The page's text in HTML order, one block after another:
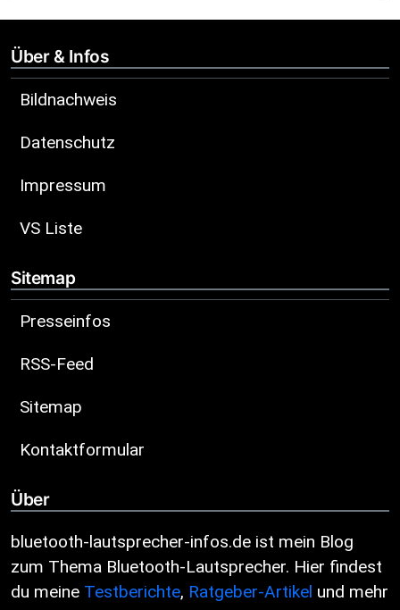
Über & Infos
Bildnachweis
Datenschutz
Impressum
VS Liste
Sitemap
Presseinfos
RSS-Feed
Sitemap
Kontaktformular
Über
bluetooth-lautsprecher-infos.de ist mein Blog
zum Thema Bluetooth-Lautsprecher. Hier findest
du meine Testberichte, Ratgeber-Artikel und mehr